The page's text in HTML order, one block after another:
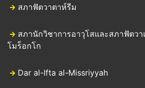
สภาฟัตวาตาห์รีม
สภานักวิชาการอาวุโสและสภาฟัตวา
โมร็อกโก
Dar al-Ifta al-Missriyyah